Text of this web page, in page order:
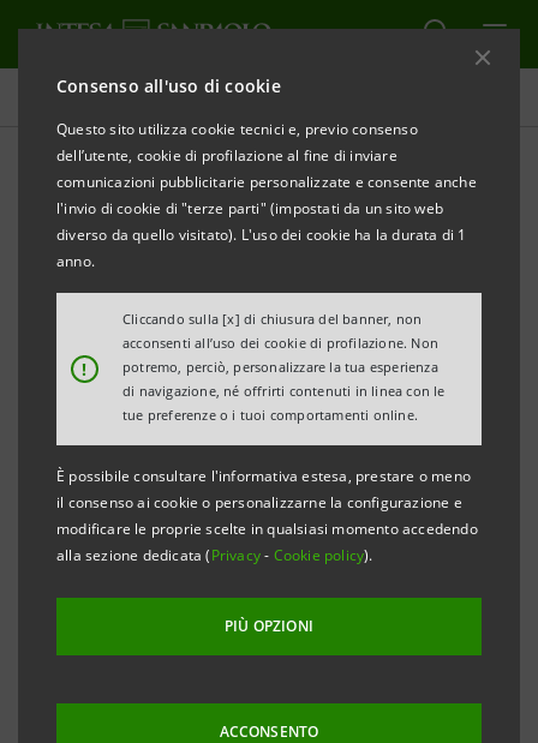
Consenso all'uso di cookie
Questo sito utilizza cookie tecnici e, previo consenso
dell’utente, cookie di profilazione al fine di inviare
comunicazioni pubblicitarie personalizzate e consente anche
l'invio di cookie di "terze parti" (impostati da un sito web
diverso da quello visitato). L'uso dei cookie ha la durata di 1
anno.
!
Cliccando sulla [x] di chiusura del banner, non
acconsenti all’uso dei cookie di profilazione. Non
potremo, perciò, personalizzare la tua esperienza
di navigazione, né offrirti contenuti in linea con le
tue preferenze o i tuoi comportamenti online.
È possibile consultare l'informativa estesa, prestare o meno
il consenso ai cookie o personalizzarne la configurazione e
modificare le proprie scelte in qualsiasi momento accedendo
alla sezione dedicata (Privacy- Cookie policy).
PIÙ OPZIONI
ACCONSENTO
Investor relations
Prospetti
STAMPA AGGIORNA
Qui si trovano tutti i prospetti relativi ai titoli emessi
da Intesa Sanpaolo dal 1° gennaio 2007, data di
decorrenza della fusione tra Banca Intesa e Sanpaolo
IMI. Per i titoli emessi anteriormente a tale data, si
può fare riferimento ai precedenti siti delle due
banche, cliccando sui link qui sotto riportati.